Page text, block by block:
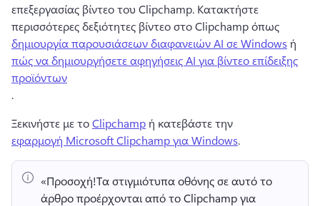
επεξεργασίας βίντεο του Clipchamp. Κατακτήστε
περισσότερες δεξιότητες βίντεο στο Clipchamp όπως
δημιουργία παρουσιάσεων διαφανειών AI σε Windows ή
πώς να δημιουργήσετε αφηγήσεις AI για βίντεο επίδειξης
προϊόντων
.
Ξεκινήστε με το Clipchamp ή κατεβάστε την
εφαρμογή Microsoft Clipchamp για Windows.
«Προσοχή!Τα στιγμιότυπα οθόνης σε αυτό το
άρθρο προέρχονται από το Clipchamp για